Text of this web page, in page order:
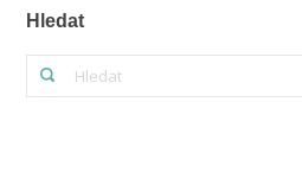
Hledat